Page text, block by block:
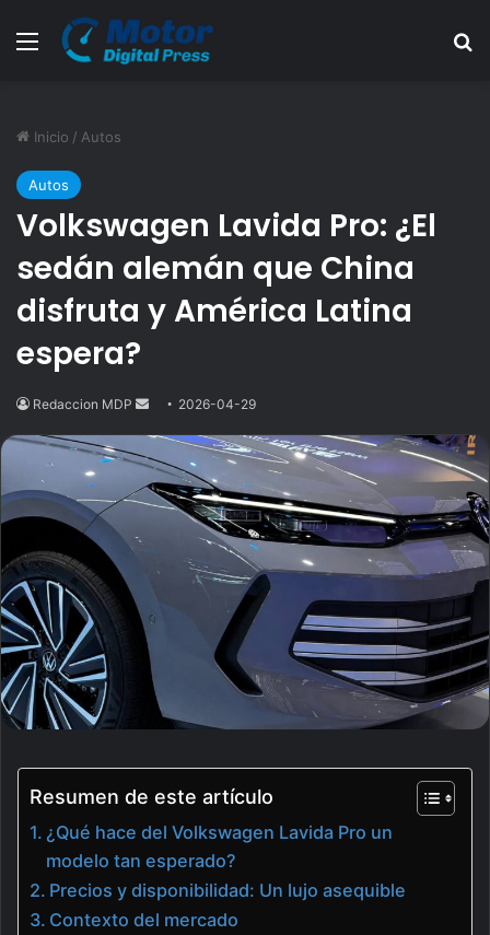
Menú
Inicio / Autos
Autos
Volkswagen Lavida Pro: ¿El
sedán alemán que China
disfruta y América Latina
espera?
Redaccion MDP
Send
email
2026-04-29
Resumen de este artículo
¿Qué hace del Volkswagen Lavida Pro un
modelo tan esperado?
Precios y disponibilidad: Un lujo asequible
Contexto del mercado